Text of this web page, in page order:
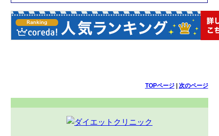
TOPページ| 次のページ